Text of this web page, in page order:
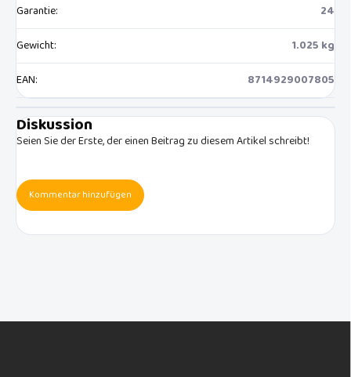
Garantie:
24
Gewicht:
1.025 kg
EAN: 8714929007805
Diskussion
Seien Sie der Erste, der einen Beitrag zu diesem Artikel schreibt!
Kommentar hinzufügen
F